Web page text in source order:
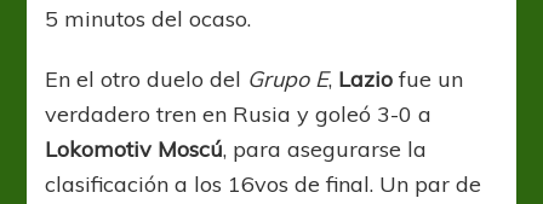
5 minutos del ocaso.
En el otro duelo del Grupo E, Lazio fue un
verdadero tren en Rusia y goleó 3-0 a
Lokomotiv Moscú, para asegurarse la
clasificación a los 16vos de final. Un par de